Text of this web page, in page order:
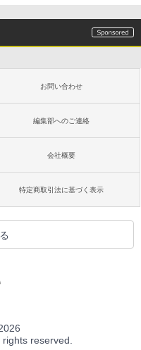
お問い合わせ
編集部へのご連絡
会社概要
特定商取引法に基づく表示
rights reserved.